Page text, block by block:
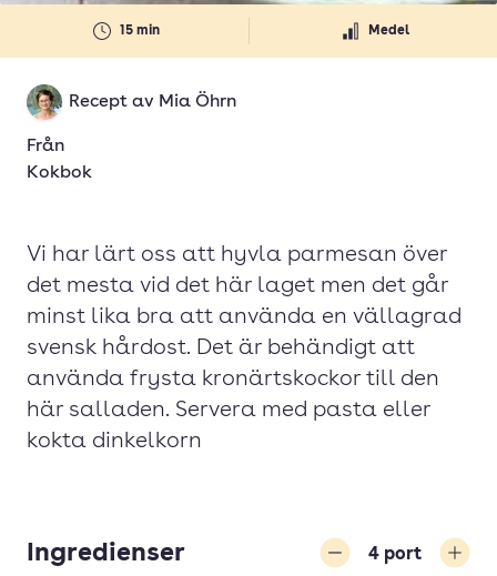
15 min Medel
Recept av Mia Öhrn
Från
Kokbok
Vi har lärt oss att hyvla parmesan över
det mesta vid det här laget men det går
minst lika bra att använda en vällagrad
svensk hårdost. Det är behändigt att
använda frysta kronärtskockor till den
här salladen. Servera med pasta eller
kokta dinkelkorn
Ingredienser 4 port